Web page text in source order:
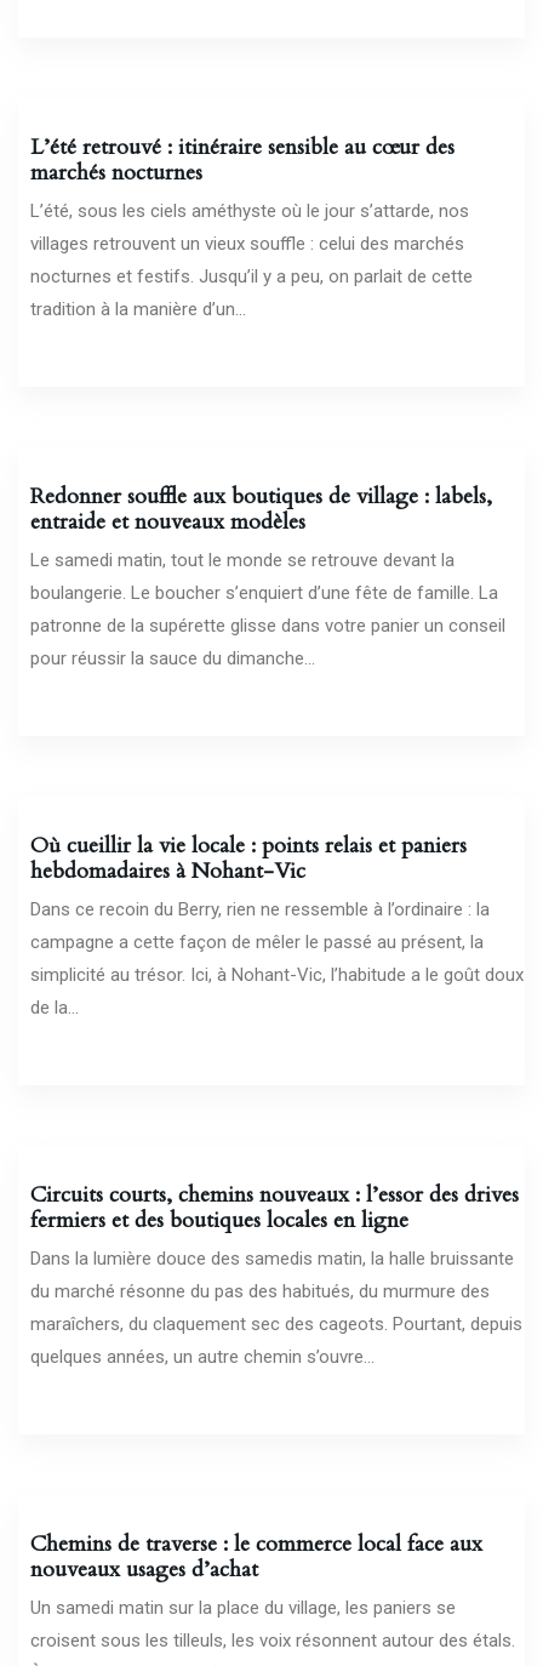
L’été retrouvé : itinéraire sensible au cœur des
marchés nocturnes
L’été, sous les ciels améthyste où le jour s’attarde, nos
villages retrouvent un vieux souffle : celui des marchés
nocturnes et festifs. Jusqu’il y a peu, on parlait de cette
tradition à la manière d’un...
Redonner souffle aux boutiques de village : labels,
entraide et nouveaux modèles
Le samedi matin, tout le monde se retrouve devant la
boulangerie. Le boucher s’enquiert d’une fête de famille. La
patronne de la supérette glisse dans votre panier un conseil
pour réussir la sauce du dimanche...
Où cueillir la vie locale : points relais et paniers
hebdomadaires à Nohant-Vic
Dans ce recoin du Berry, rien ne ressemble à l’ordinaire : la
campagne a cette façon de mêler le passé au présent, la
simplicité au trésor. Ici, à Nohant-Vic, l’habitude a le goût doux
de la...
Circuits courts, chemins nouveaux : l’essor des drives
fermiers et des boutiques locales en ligne
Dans la lumière douce des samedis matin, la halle bruissante
du marché résonne du pas des habitués, du murmure des
maraîchers, du claquement sec des cageots. Pourtant, depuis
quelques années, un autre chemin s’ouvre...
Chemins de traverse : le commerce local face aux
nouveaux usages d’achat
Un samedi matin sur la place du village, les paniers se
croisent sous les tilleuls, les voix résonnent autour des étals.